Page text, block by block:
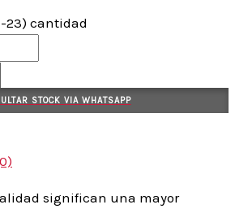
23) cantidad
STOCK VIA WHATSAPP
significan una mayor